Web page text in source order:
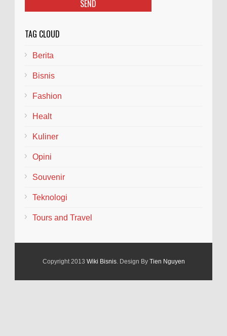
TAG CLOUD
Berita
Bisnis
Fashion
Healt
Kuliner
Opini
Souvenir
Teknologi
Tours and Travel
Copyright 2013 Wiki Bisnis. Design By Tien Nguyen